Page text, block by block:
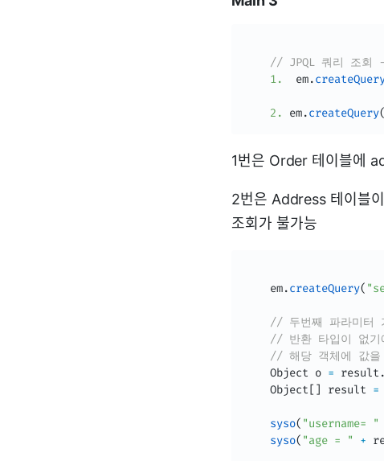
// JPQL 쿼리 조회
1.
  em
.
2. em.createQuery(
1번은 Order 테이블에
2번은 Address 테이블
조회가 불가능
    em
.createQuery(
// 두번째 파라미터
// 반환 타입이 없기
// 해당 객체에 값을
Object o = result .
Object [ ] result =
syso( "username= "
syso( "age = " +